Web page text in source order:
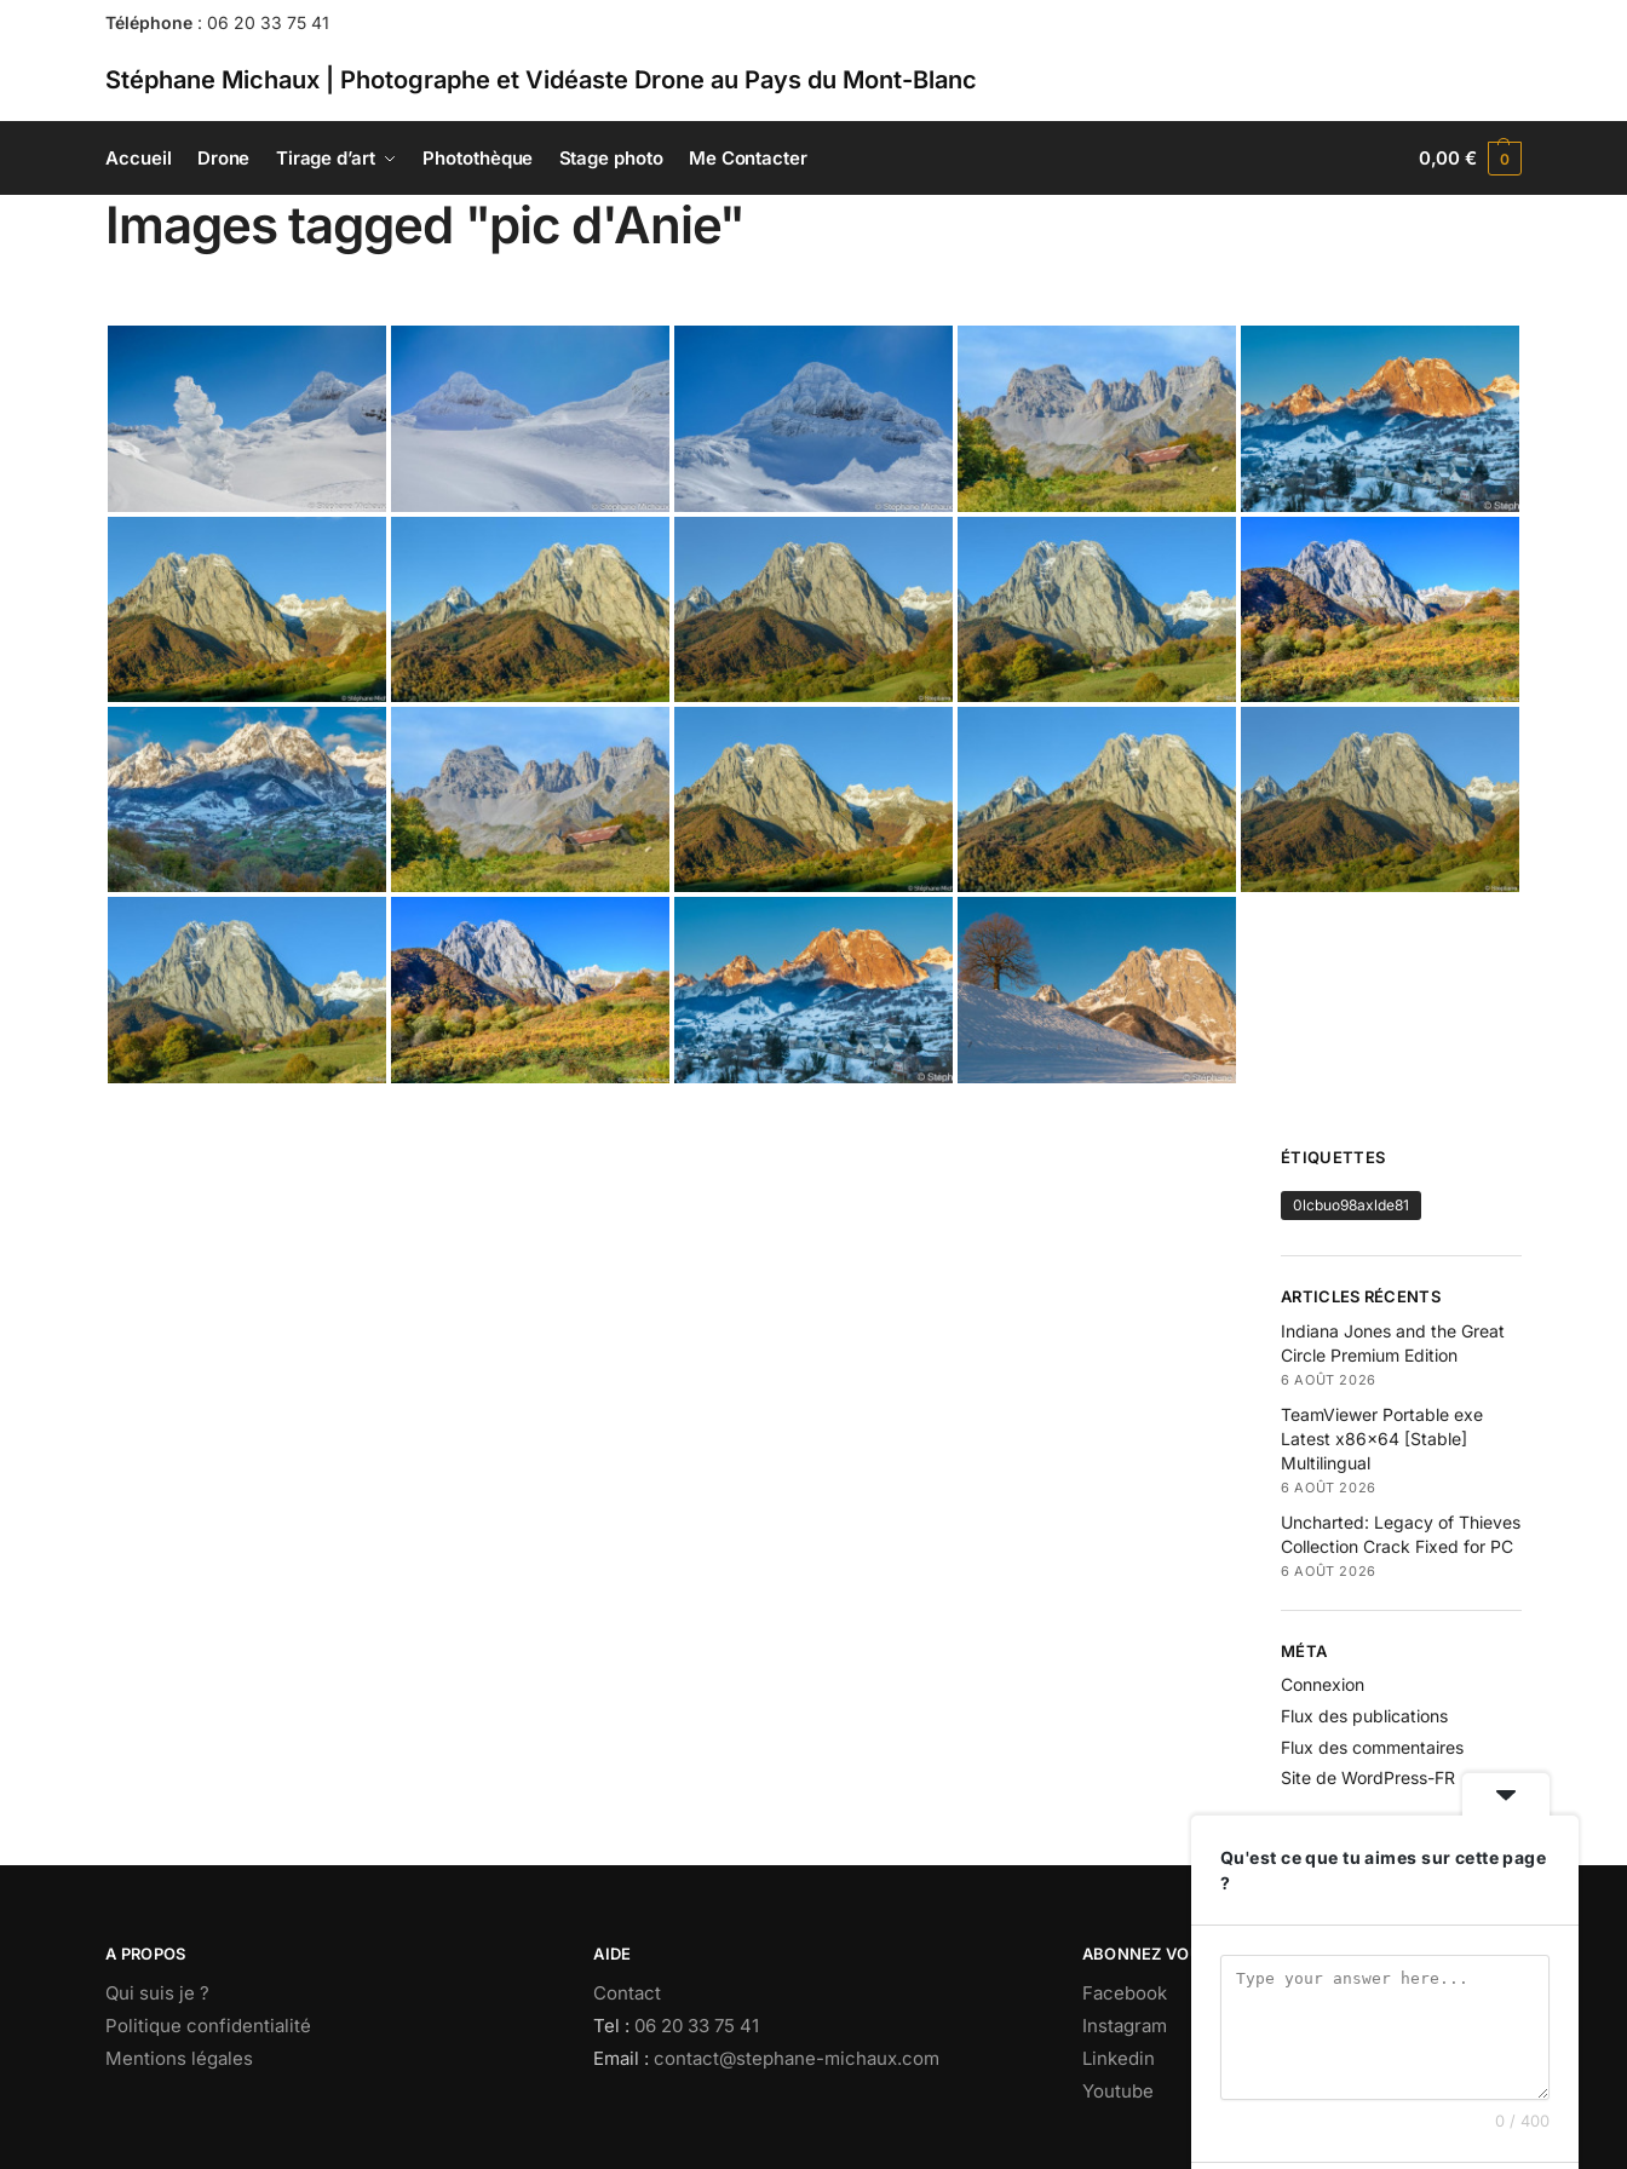
Téléphone : 06 20 33 75 41
Stéphane Michaux | Photographe et Vidéaste Drone au Pays du Mont-Blanc
Accueil Drone Tirage d’art Photothèque Stage photo Me Contacter 0,00€ 0
Images tagged "pic d'Anie"
ÉTIQUETTES
0lcbuo98axlde81
ARTICLES RÉCENTS
Indiana Jones and the Great
Circle Premium Edition
6 AOÛT 2026
TeamViewer Portable exe
Latest x86x64 [Stable]
Multilingual
6 AOÛT 2026
Uncharted: Legacy of Thieves
Collection Crack Fixed for PC
6 AOÛT 2026
MÉTA
Connexion
Flux des publications
Flux des commentaires
Site de WordPress-FR
A PROPOS
Qui suis je ?
Politique confidentialité
Mentions légales
AIDE
Contact
Tel : 06 20 33 75 41
Email :contact@stephane-michaux.com
ABONNEZ VOUS
Facebook
Instagram
Linkedin
Youtube
Qu'est ce que tu aimes sur cette page
?
0 / 400